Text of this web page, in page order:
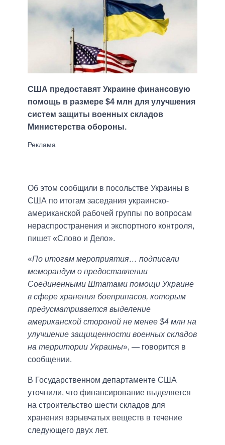
США предоставят Украине финансовую
помощь в размере $4 млн для улучшения
систем защиты военных складов
Министерства обороны.
Об этом сообщили в посольстве Украины в
США по итогам заседания украинско-
американской рабочей группы по вопросам
нераспространения и экспортного контроля,
пишет «Слово и Дело».
«По итогам мероприятия… подписали
меморандум о предоставлении
Соединенными Штатами помощи Украине
в сфере хранения боеприпасов, которым
предусматривается выделение
американской стороной не менее $4 млн на
улучшение защищенности военных складов
на территории Украины», — говорится в
сообщении.
В Государственном департаменте США
уточнили, что финансирование выделяется
на строительство шести складов для
хранения взрывчатых веществ в течение
следующего двух лет.